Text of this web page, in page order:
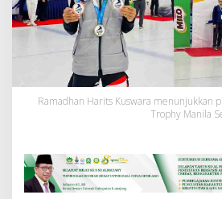
o
g
y
a
r
o
e
Ramadhan Harits Kuswara menunjukkan
Trophy Manila